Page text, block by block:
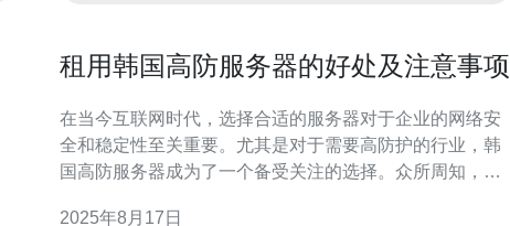
租用韩国高防服务器的好处及注意事项
在当今互联网时代，选择合适的服务器对于企业的网络安
全和稳定性至关重要。尤其是对于需要高防护的行业，韩
国高防服务器成为了一个备受关注的选择。众所周知，韩
2025年8月17日